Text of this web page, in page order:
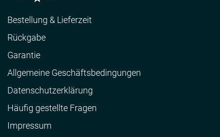
Bestellung & Lieferzeit
Rückgabe
Garantie
Allgemeine Geschäftsbedingungen
Datenschutzerklärung
Häufig gestellte Fragen
Impressum